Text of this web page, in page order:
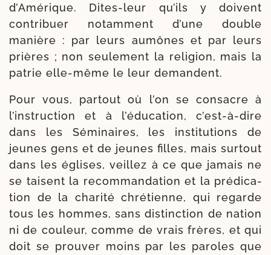
d’Amérique. Dites-​leur qu’ils y doivent
contri­buer notam­ment d’une double
manière : par leurs aumônes et par leurs
prières ; non seule­ment la reli­gion, mais la
patrie elle-​même le leur demandent.
Pour vous, par­tout où l’on se consacre à
l’instruction et à l’éducation, c’est-à-dire
dans les Séminaires, les ins­ti­tu­tions de
jeunes gens et de jeunes filles, mais sur­tout
dans les églises, veillez à ce que jamais ne
se taisent la recom­man­da­tion et la pré­di­ca­
tion de la cha­ri­té chré­tienne, qui regarde
tous les hommes, sans dis­tinc­tion de nation
ni de cou­leur, comme de vrais frères, et qui
doit se prou­ver moins par les paroles que